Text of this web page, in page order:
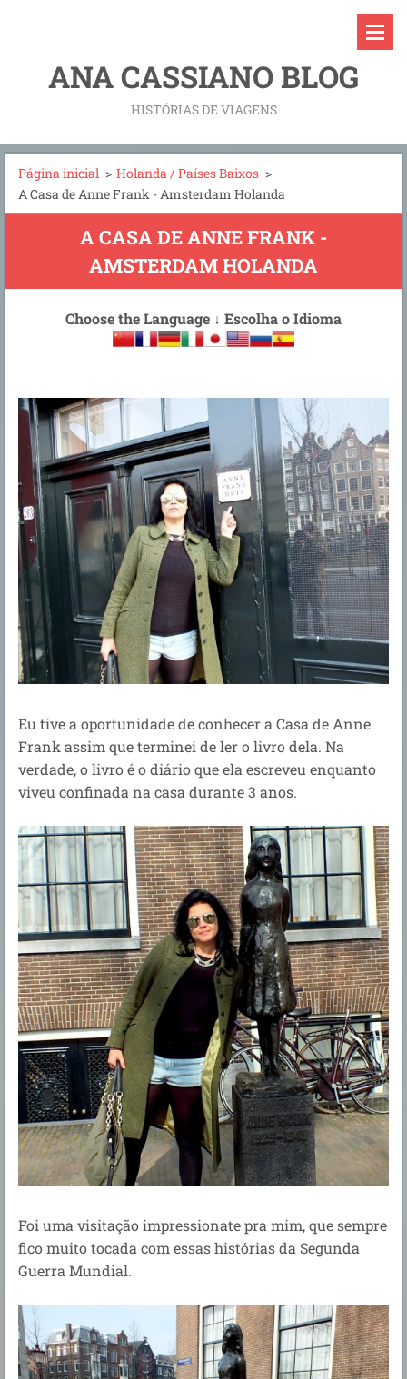
ANA CASSIANO BLOG
HISTÓRIAS DE VIAGENS
Página inicial > Holanda / Países Baixos >
A Casa de Anne Frank - Amsterdam Holanda
A CASA DE ANNE FRANK -
AMSTERDAM HOLANDA
Choose the Language ↓ Escolha o Idioma
Eu tive a oportunidade de conhecer a Casa de Anne
Frank assim que terminei de ler o livro dela. Na
verdade, o livro é o diário que ela escreveu enquanto
viveu confinada na casa durante 3 anos.
Foi uma visitação impressionate pra mim, que sempre
fico muito tocada com essas histórias da Segunda
Guerra Mundial.